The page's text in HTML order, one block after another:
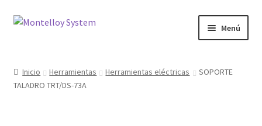
Ir
Ir
Menú
Ferretería
Inicio Herramientas Herramientas eléctricas
SOPORTE
TALADRO TRT/DS-73A